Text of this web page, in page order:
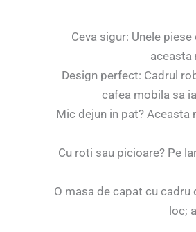
Ceva sigur: Unele
aceasta
Design perfect: Cadrul
cafea mobila sa
Mic dejun in pat?
Cu roti sau picioare? Pe
O masa de capat cu
loc;